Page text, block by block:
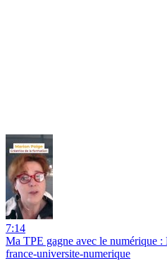
7:14
Ma TPE gagne avec le numérique :
france-universite-numerique